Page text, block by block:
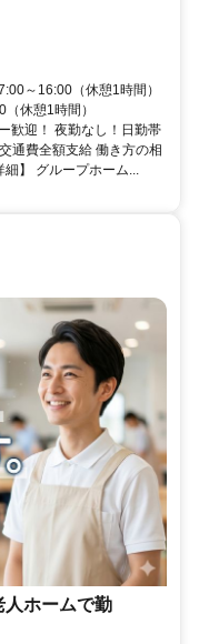
相談OK
～16:00（休憩1時間）
休憩1時間）
歓迎！ 夜勤なし！日勤帯
通費全額支給 働き方の相
】 グループホーム...
人ホームで勤